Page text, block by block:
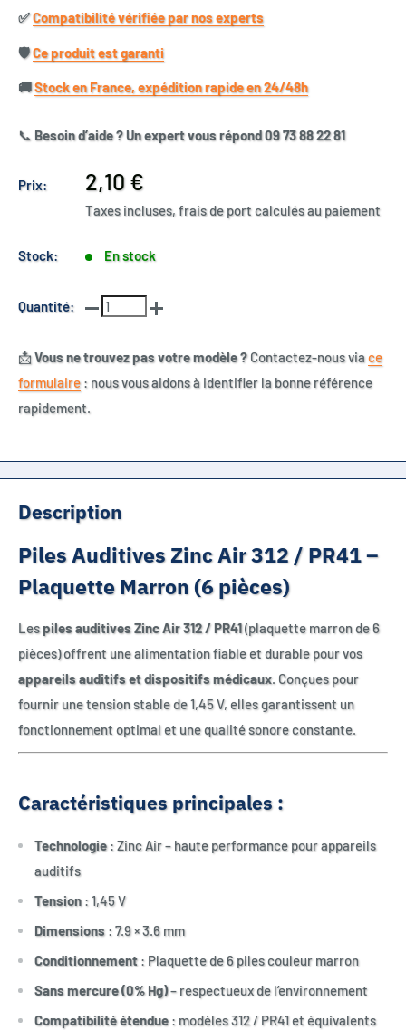
✅​Compatibilité vérifiée par nos experts
🛡️​Ce produit est garanti
🚚​Stock en France, expédition rapide en 24/48h
📞 Besoin d’aide ? Un expert vous répond 09 73 88 22 81
Prix:
Prix
réduit
2,10 €
Taxes incluses, frais de port calculés au paiement
Stock: En stock
Quantité:
📩Vous ne trouvez pas votre modèle ?Contactez-nous viace
formulaire : nous vous aidons à identifier la bonne référence
rapidement.
Description
Piles Auditives Zinc Air 312 / PR41 –
Plaquette Marron (6 pièces)
Lespiles auditives Zinc Air 312 / PR41(plaquette marron de 6
pièces) offrent une alimentation fiable et durable pour vos
appareils auditifs et dispositifs médicaux. Conçues pour
fournir une tension stable de 1,45 V, elles garantissent un
fonctionnement optimal et une qualité sonore constante.
Caractéristiques principales :
Technologie: Zinc Air – haute performance pour appareils
auditifs
Tension: 1,45 V
Dimensions : 7.9 × 3.6 mm
Conditionnement : Plaquette de 6 piles couleur marron
Sans mercure (0% Hg)– respectueux de l’environnement
Compatibilité étendue: modèles 312 / PR41 et équivalents